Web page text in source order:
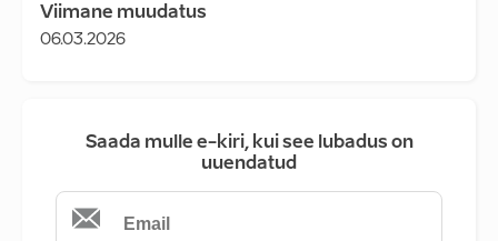
Viimane muudatus
06.03.2026
Saada mulle e-kiri, kui see lubadus on
uuendatud